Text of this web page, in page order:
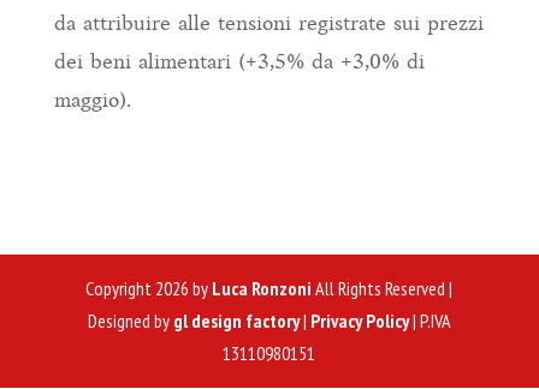
da attribuire alle tensioni registrate sui prezzi
dei beni alimentari (+3,5% da +3,0% di
maggio).
Copyright 2026 by Luca Ronzoni All Rights Reserved |
Designed by gl design factory| Privacy Policy| P.IVA
13110980151